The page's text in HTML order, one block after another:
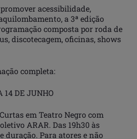
acessibilidade,
a 3ª edição
composta por roda de
discotecagem, oficinas, shows
completa:
14 DE JUNHO
em Teatro Negro com
ARAR. Das 19h30 às
duração. Para atores e não